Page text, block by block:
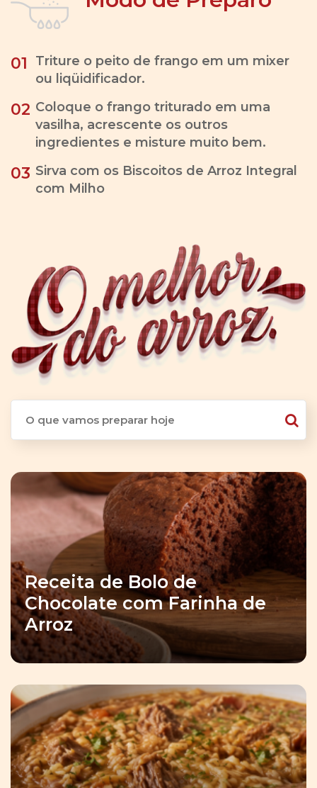
01
Triture o peito de frango em um mixer
ou liqüidificador.
02 Coloque o frango triturado em uma
vasilha, acrescente os outros
ingredientes e misture muito bem.
03 Sirva com os Biscoitos de Arroz Integral
com Milho
Receita de Bolo de
Chocolate com Farinha de
Arroz